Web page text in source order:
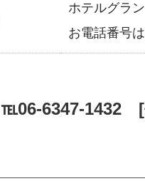
ホテルグラ
お電話番号
℡06-6347-1432 [